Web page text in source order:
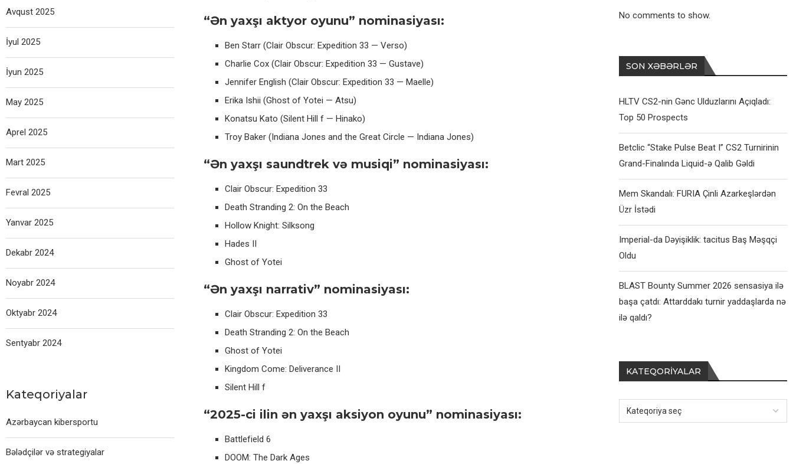
“Ən yaxşı aktyor oyunu” nominasiyası:
Ben Starr (Clair Obscur: Expedition 33 — Verso)
Charlie Cox (Clair Obscur: Expedition 33 — Gustave)
Jennifer English (Clair Obscur: Expedition 33 — Maelle)
Erika Ishii (Ghost of Yotei — Atsu)
Konatsu Kato (Silent Hill f — Hinako)
Troy Baker (Indiana Jones and the Great Circle — Indiana Jones)
“Ən yaxşı saundtrek və musiqi” nominasiyası:
Clair Obscur: Expedition 33
Death Stranding 2: On the Beach
Hollow Knight: Silksong
Hades II
Ghost of Yotei
“Ən yaxşı narrativ” nominasiyası:
Clair Obscur: Expedition 33
Death Stranding 2: On the Beach
Ghost of Yotei
Kingdom Come: Deliverance II
Silent Hill f
“2025-ci ilin ən yaxşı aksiyon oyunu” nominasiyası:
Battlefield 6
DOOM: The Dark Ages
No comments to show.
SON XƏBƏRLƏR
HLTV CS2-nin Gənc Ulduzlarını Açıqladı:
Top 50 Prospects
Betclic “Stake Pulse Beat I” CS2 Turnirinin
Grand-Finalında Liquid-ə Qalib Gəldi
Mem Skandalı: FURIA Çinli Azarkeşlərdən
Üzr İstədi
Imperial-da Dəyişiklik: tacitus Baş Məşqçi
Oldu
BLAST Bounty Summer 2026 sensasiya ilə
başa çatdı: Attarddakı turnir yaddaşlarda nə
ilə qaldı?
KATEQORIYALAR
Avqust 2025
İyul 2025
İyun 2025
May 2025
Aprel 2025
Mart 2025
Fevral 2025
Yanvar 2025
Dekabr 2024
Noyabr 2024
Oktyabr 2024
Sentyabr 2024
Kateqoriyalar
Azərbaycan kibersportu
Bələdçilər və strategiyalar